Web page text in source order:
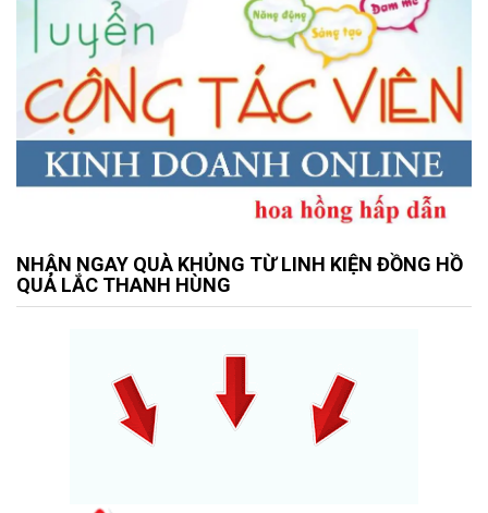
NHẬN NGAY QUÀ KHỦNG TỪ LINH KIỆN ĐỒNG HỒ
QUẢ LẮC THANH HÙNG